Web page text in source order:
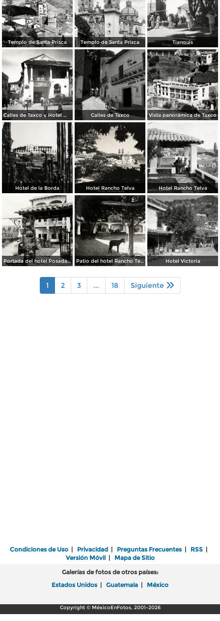
Templo de Santa Prisca Templo de Santa Prisca Tianguis
Calles de Taxco y Hotel Meléndez (izq.) Calles de Taxco Vista panorámica de Taxco
Hotel de la Borda Hotel Rancho Telva Hotel Rancho Telva
Portada del hotel Posada de la Misión Patio del hotel Rancho Telva Hotel Victoria
1 2 3 ... 18 Siguiente
Condiciones de Uso | Privacidad | Preguntas Frecuentes | RSS |
Versión Móvil| Mapa de Sitio
Galerías de fotos de otros países:
Estados Unidos | Guatemala | México
Copyright © MéxicoEnFotos, 2001-2026